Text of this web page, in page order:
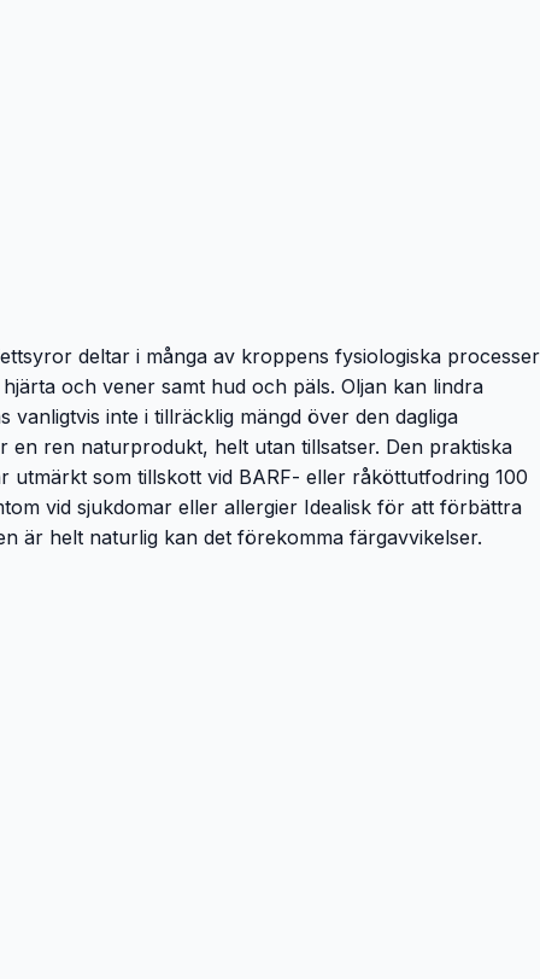
deltar i många av kroppens fysiologiska processer
och vener samt hud och päls. Oljan kan lindra
inte i tillräcklig mängd över den dagliga
ren naturprodukt, helt utan tillsatser. Den praktiska
som tillskott vid BARF- eller råköttutfodring 100
vid sjukdomar eller allergier Idealisk för att förbättra
är helt naturlig kan det förekomma färgavvikelser.